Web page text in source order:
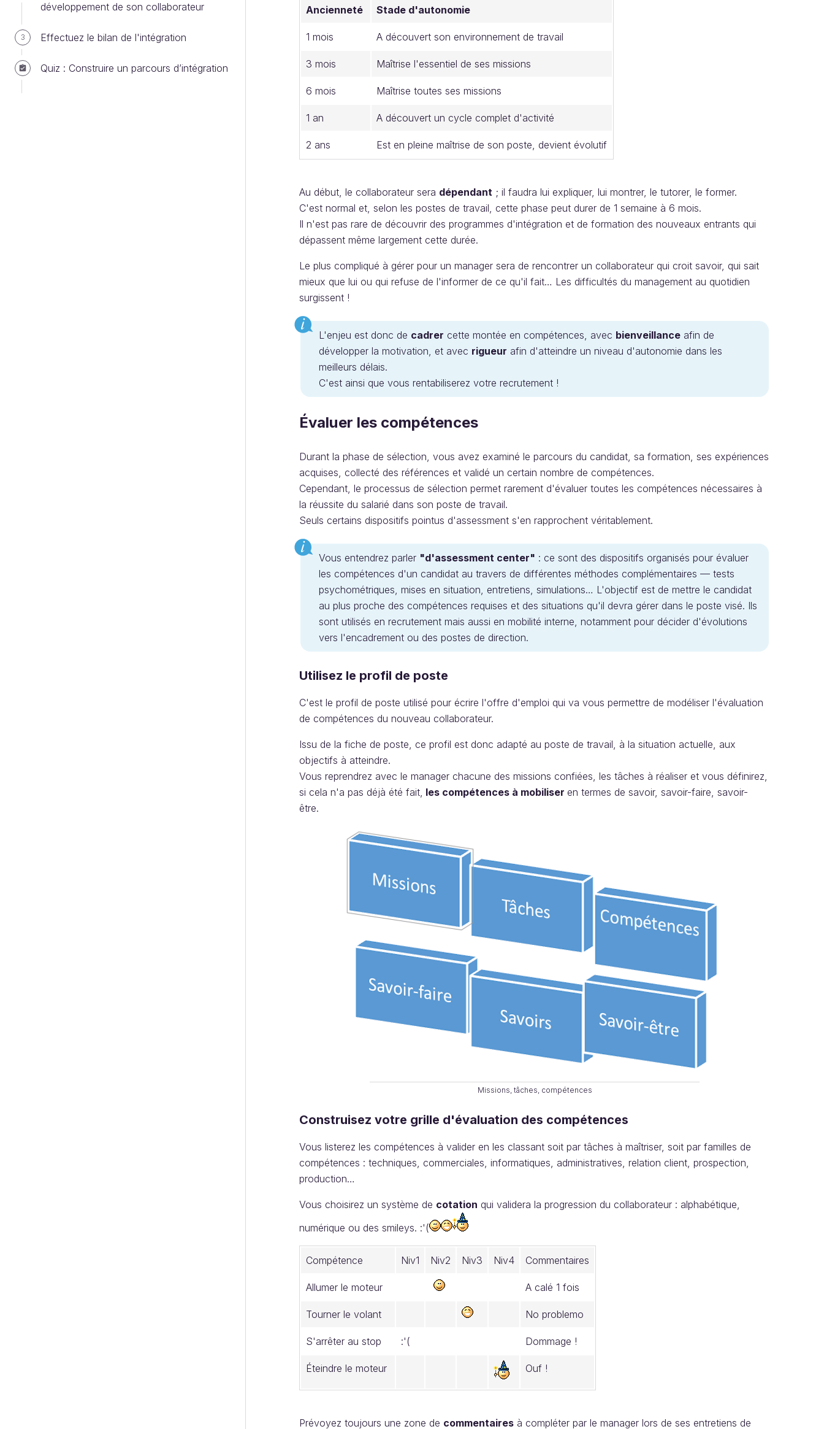
développement de son collaborateur
3 Effectuez le bilan de l'intégration
Quiz : Construire un parcours d’intégration
Ancienneté Stade d'autonomie
1 mois A découvert son environnement de travail
3 mois Maîtrise l'essentiel de ses missions
6 mois Maîtrise toutes ses missions
1 an A découvert un cycle complet d'activité
2 ans Est en pleine maîtrise de son poste, devient évolutif
Au début, le collaborateur sera dépendant ; il faudra lui expliquer, lui montrer, le tutorer, le former.
C'est normal et, selon les postes de travail, cette phase peut durer de 1 semaine à 6 mois.
Il n'est pas rare de découvrir des programmes d'intégration et de formation des nouveaux entrants qui
dépassent même largement cette durée.
Le plus compliqué à gérer pour un manager sera de rencontrer un collaborateur qui croit savoir, qui sait
mieux que lui ou qui refuse de l'informer de ce qu'il fait… Les difficultés du management au quotidien
surgissent !
L'enjeu est donc de cadrer cette montée en compétences, avec bienveillance afin de
développer la motivation, et avec rigueur afin d'atteindre un niveau d'autonomie dans les
meilleurs délais.
C'est ainsi que vous rentabiliserez votre recrutement !
Évaluer les compétences
Durant la phase de sélection, vous avez examiné le parcours du candidat, sa formation, ses expériences
acquises, collecté des références et validé un certain nombre de compétences.
Cependant, le processus de sélection permet rarement d'évaluer toutes les compétences nécessaires à
la réussite du salarié dans son poste de travail.
Seuls certains dispositifs pointus d'assessment s'en rapprochent véritablement.
Vous entendrez parler "d'assessment center" : ce sont des dispositifs organisés pour évaluer
les compétences d'un candidat au travers de différentes méthodes complémentaires — tests
psychométriques, mises en situation, entretiens, simulations… L'objectif est de mettre le candidat
au plus proche des compétences requises et des situations qu'il devra gérer dans le poste visé. Ils
sont utilisés en recrutement mais aussi en mobilité interne, notamment pour décider d'évolutions
vers l'encadrement ou des postes de direction.
Utilisez le profil de poste
C'est le profil de poste utilisé pour écrire l'offre d'emploi qui va vous permettre de modéliser l'évaluation
de compétences du nouveau collaborateur.
Issu de la fiche de poste, ce profil est donc adapté au poste de travail, à la situation actuelle, aux
objectifs à atteindre.
Vous reprendrez avec le manager chacune des missions confiées, les tâches à réaliser et vous définirez,
si cela n'a pas déjà été fait, les compétences à mobiliser en termes de savoir, savoir-faire, savoir-
être.
Missions, tâches, compétences
Construisez votre grille d'évaluation des compétences
Vous listerez les compétences à valider en les classant soit par tâches à maîtriser, soit par familles de
compétences : techniques, commerciales, informatiques, administratives, relation client, prospection,
production…
Vous choisirez un système de cotation qui validera la progression du collaborateur : alphabétique,
numérique ou des smileys. :'(
Compétence Niv1 Niv2 Niv3 Niv4 Commentaires
Allumer le moteur A calé 1 fois
Tourner le volant No problemo
S'arrêter au stop :'( Dommage !
Éteindre le moteur Ouf !
Prévoyez toujours une zone de commentaires à compléter par le manager lors de ses entretiens de